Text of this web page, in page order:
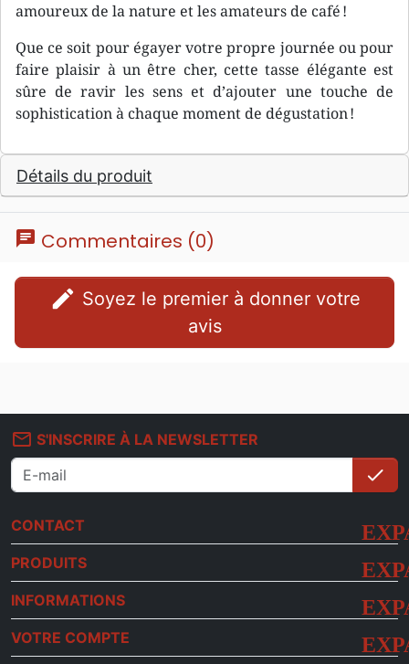
amoureux de la nature et les amateurs de café !
Que ce soit pour égayer votre propre journée ou pour
faire plaisir à un être cher, cette tasse élégante est
sûre de ravir les sens et d’ajouter une touche de
sophistication à chaque moment de dégustation !
Détails du produit
chat Commentaires (0)
edit
avis
mail_outline S'INSCRIRE À LA NEWSLETTER
check
CONTACT
PRODUITS
INFORMATIONS
VOTRE COMPTE